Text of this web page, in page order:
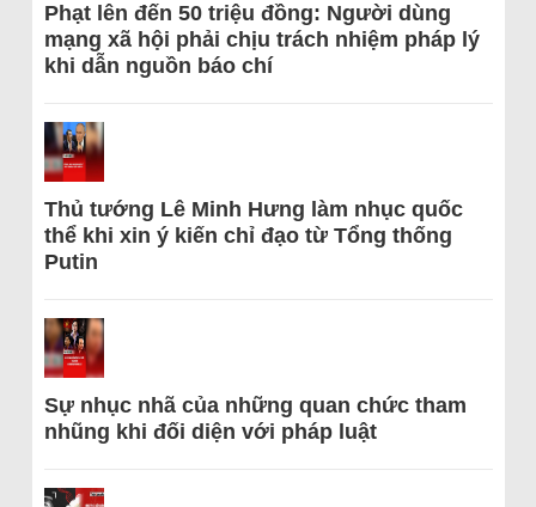
Phạt lên đến 50 triệu đồng: Người dùng
mạng xã hội phải chịu trách nhiệm pháp lý
khi dẫn nguồn báo chí
Thủ tướng Lê Minh Hưng làm nhục quốc
thể khi xin ý kiến chỉ đạo từ Tổng thống
Putin
Sự nhục nhã của những quan chức tham
nhũng khi đối diện với pháp luật